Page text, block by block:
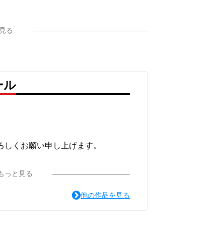
る
ル
くお願い申し上げます。
っと見る
他の作品を見る